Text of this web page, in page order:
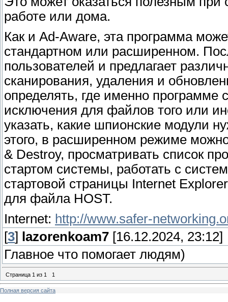
работе или дома.
Как и Ad-Aware, эта программа
стандартном или расширенном.
пользователей и предлагает
сканирования, удаления и
определять, где именно программе
исключения для файлов того или
указать, какие шпионские модули
этого, в расширенном режиме
& Destroy, просматривать список
стартом системы, работать с
стартовой страницы Internet
для файла HOST.
Internet: http://www.safer-
[3] lazorenkoam7 [16.12.2024, 23:12]
Главное что помогает людям)
Страница 1 из 1 1
Полная версия сайта